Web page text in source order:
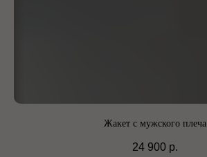
Жакет с мужского плеча
24 900 р.